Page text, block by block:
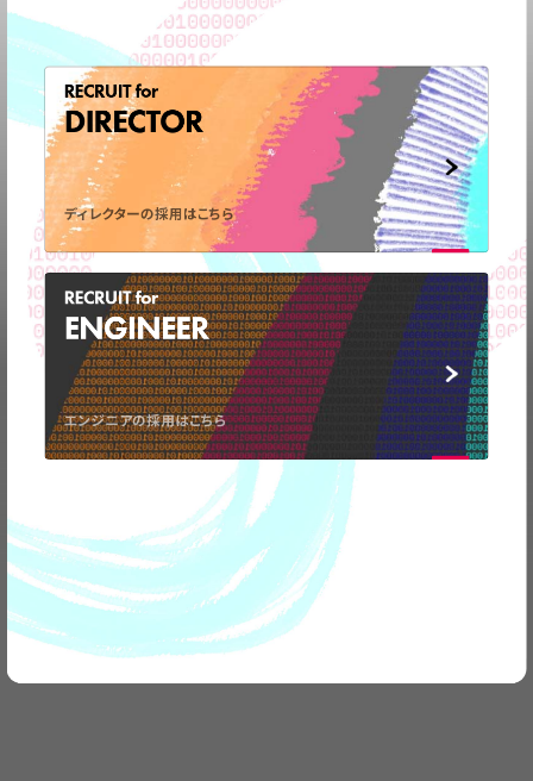
RECRUIT for
DIRECTOR
ディレクターの採用はこちら
RECRUIT for
ENGINEER
エンジニアの採用はこちら
CONTACT US
弊社の事業についてや、
取材のお問い合わせなど
お気軽にご連絡ください。